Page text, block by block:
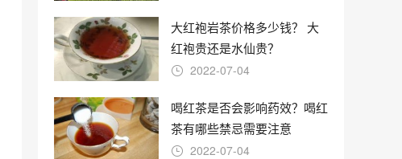
大红袍岩茶价格多少钱？ 大
红袍贵还是水仙贵？
2022-07-04
喝红茶是否会影响药效？喝红
茶有哪些禁忌需要注意
2022-07-04